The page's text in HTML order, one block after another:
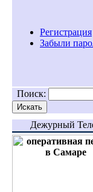
Регистрация
Забыли
Поиск:
Дежурный